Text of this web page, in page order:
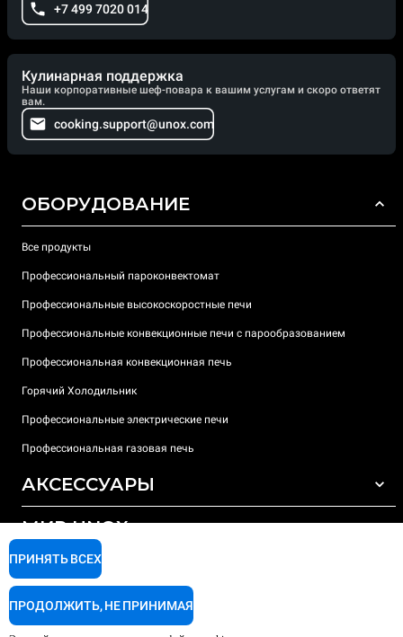
+7 499 7020 014
Кулинарная поддержка
Наши корпоративные шеф-повара к вашим услугам и скоро ответят
вам.
cooking.support@unox.com
ОБОРУДОВАНИЕ
Все продукты
Профессиональный пароконвектомат
Профессиональные высокоскоростные печи
Профессиональные конвекционные печи с парообразованием
Профессиональная конвекционная печь
Горячий Холодильник
Профессиональные электрические печи
Профессиональная газовая печь
АКСЕССУАРЫ
Моющие средства для автоматической мойки
Моющие средства для мойки вручную
Ионообменный фильтр
МИР UNOX
Наши офисы по всему миру
ПОДДЕРЖКА
Гарантия Unox
ПРИНЯТЬ ВСЕХ
ПРОДОЛЖИТЬ, НЕ ПРИНИМАЯ